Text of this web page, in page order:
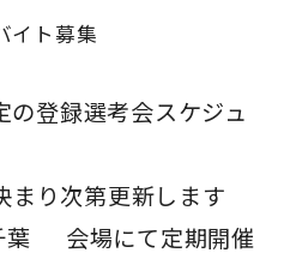
イト募集
登録選考会スケジュ
り次第更新します
葉 会場にて定期開催